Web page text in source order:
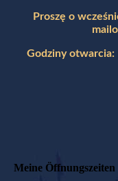
Proszę o
Godziny otwarcia:
Meine Öffnungszeiten